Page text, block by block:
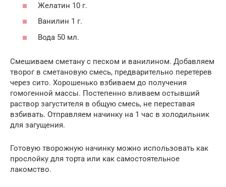
Желатин 10 г.
Ванилин 1 г.
Вода 50 мл.
Смешиваем сметану с песком и ванилином. Добавляем
творог в сметановую смесь, предварительно перетерев
через сито. Хорошенько взбиваем до получения
гомогенной массы. Постепенно вливаем остывший
раствор загустителя в общую смесь, не переставая
взбивать. Отправляем начинку на 1 час в холодильник
для загущения.
Готовую творожную начинку можно использовать как
прослойку для торта или как самостоятельное
лакомство.